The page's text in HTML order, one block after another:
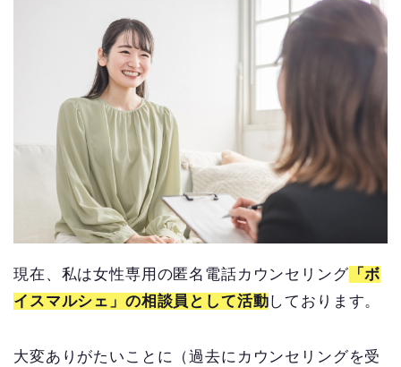
現在、私は女性専用の匿名電話カウンセリング「ボ
イスマルシェ」の相談員として活動しております。
大変ありがたいことに（過去にカウンセリングを受